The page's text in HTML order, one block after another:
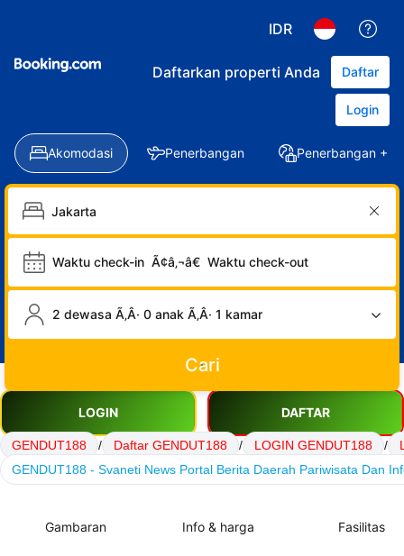
IDR
Daftarkan properti Anda Daftar
Login
Akomodasi Penerbangan Penerbangan +
Waktu check-in Ã¢â‚¬â€ Waktu check-out
2 dewasa Ã‚Â· 0 anak Ã‚Â· 1 kamar
Cari
LOGIN DAFTAR
GENDUT188 / Daftar GENDUT188 / LOGIN GENDUT188 /
GENDUT188 - Svaneti News Portal Berita Daerah Pariwisata Dan
Gambaran Info & harga Fasilitas